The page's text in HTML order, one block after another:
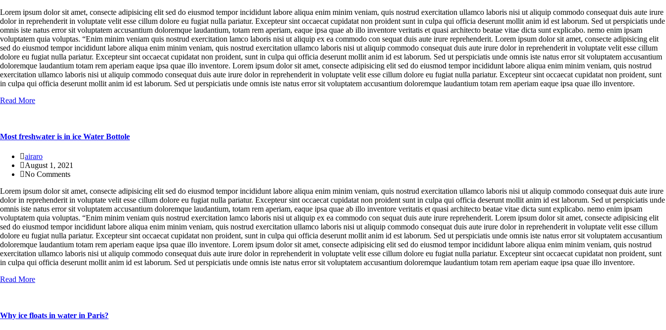
Lorem ipsum dolor sit amet, consecte adipisicing elit sed do eiusmod tempor incididunt labore aliqua enim minim veniam, quis nostrud exercitation ullamco laboris nisi ut aliquip commodo consequat duis aute irure
dolor in reprehenderit in voluptate velit esse cillum dolore eu fugiat nulla pariatur. Excepteur sint occaecat cupidatat non proident sunt in culpa qui officia deserunt mollit anim id est laborum. Sed ut perspiciatis unde
omnis iste natus error sit voluptatem accusantium doloremque laudantium, totam rem aperiam, eaque ipsa quae ab illo inventore veritatis et quasi architecto beatae vitae dicta sunt explicabo. nemo enim ipsam
voluptatem quia voluptas. “Enim minim veniam quis nostrud exercitation lamco laboris nisi ut aliquip ex ea commodo con sequat duis aute irure reprehenderit. Lorem ipsum dolor sit amet, consecte adipisicing elit
sed do eiusmod tempor incididunt labore aliqua enim minim veniam, quis nostrud exercitation ullamco laboris nisi ut aliquip commodo consequat duis aute irure dolor in reprehenderit in voluptate velit esse cillum
dolore eu fugiat nulla pariatur. Excepteur sint occaecat cupidatat non proident, sunt in culpa qui officia deserunt mollit anim id est laborum. Sed ut perspiciatis unde omnis iste natus error sit voluptatem accusantium
doloremque laudantium totam rem aperiam eaque ipsa quae illo inventore. Lorem ipsum dolor sit amet, consecte adipisicing elit sed do eiusmod tempor incididunt labore aliqua enim minim veniam, quis nostrud
exercitation ullamco laboris nisi ut aliquip commodo consequat duis aute irure dolor in reprehenderit in voluptate velit esse cillum dolore eu fugiat nulla pariatur. Excepteur sint occaecat cupidatat non proident, sunt
in culpa qui officia deserunt mollit anim id est laborum. Sed ut perspiciatis unde omnis iste natus error sit voluptatem accusantium doloremque laudantium totam rem aperiam eaque ipsa quae illo inventore.
Read More
Most freshwater is in ice Water Bottole
airaro
August 1, 2021
No Comments
Lorem ipsum dolor sit amet, consecte adipisicing elit sed do eiusmod tempor incididunt labore aliqua enim minim veniam, quis nostrud exercitation ullamco laboris nisi ut aliquip commodo consequat duis aute irure
dolor in reprehenderit in voluptate velit esse cillum dolore eu fugiat nulla pariatur. Excepteur sint occaecat cupidatat non proident sunt in culpa qui officia deserunt mollit anim id est laborum. Sed ut perspiciatis unde
omnis iste natus error sit voluptatem accusantium doloremque laudantium, totam rem aperiam, eaque ipsa quae ab illo inventore veritatis et quasi architecto beatae vitae dicta sunt explicabo. nemo enim ipsam
voluptatem quia voluptas. “Enim minim veniam quis nostrud exercitation lamco laboris nisi ut aliquip ex ea commodo con sequat duis aute irure reprehenderit. Lorem ipsum dolor sit amet, consecte adipisicing elit
sed do eiusmod tempor incididunt labore aliqua enim minim veniam, quis nostrud exercitation ullamco laboris nisi ut aliquip commodo consequat duis aute irure dolor in reprehenderit in voluptate velit esse cillum
dolore eu fugiat nulla pariatur. Excepteur sint occaecat cupidatat non proident, sunt in culpa qui officia deserunt mollit anim id est laborum. Sed ut perspiciatis unde omnis iste natus error sit voluptatem accusantium
doloremque laudantium totam rem aperiam eaque ipsa quae illo inventore. Lorem ipsum dolor sit amet, consecte adipisicing elit sed do eiusmod tempor incididunt labore aliqua enim minim veniam, quis nostrud
exercitation ullamco laboris nisi ut aliquip commodo consequat duis aute irure dolor in reprehenderit in voluptate velit esse cillum dolore eu fugiat nulla pariatur. Excepteur sint occaecat cupidatat non proident, sunt
in culpa qui officia deserunt mollit anim id est laborum. Sed ut perspiciatis unde omnis iste natus error sit voluptatem accusantium doloremque laudantium totam rem aperiam eaque ipsa quae illo inventore.
Read More
Why ice floats in water in Paris?